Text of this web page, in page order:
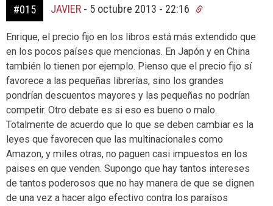
#015 JAVIER - 5 octubre 2013 - 22:16
Enrique, el precio fijo en los libros está más extendido que
en los pocos países que mencionas. En Japón y en China
también lo tienen por ejemplo. Pienso que el precio fijo sí
favorece a las pequeñas librerías, sino los grandes
pondrían descuentos mayores y las pequeñas no podrían
competir. Otro debate es si eso es bueno o malo.
Totalmente de acuerdo que lo que se deben cambiar es la
leyes que favorecen que las multinacionales como
Amazon, y miles otras, no paguen casi impuestos en los
paises en que venden. Supongo que hay tantos intereses
de tantos poderosos que no hay manera de que se dignen
de una vez a hacer algo efectivo contra los paraísos